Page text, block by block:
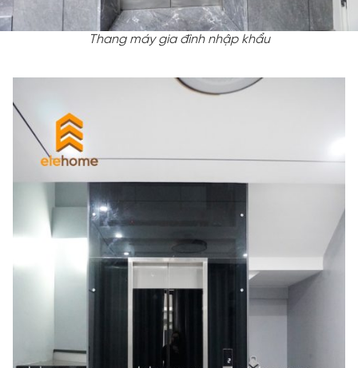
Thang máy gia đình nhập khẩu